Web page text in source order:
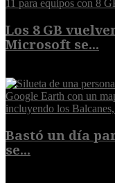
Los 8 GB
Microsoft se...
Bastó un día
se...